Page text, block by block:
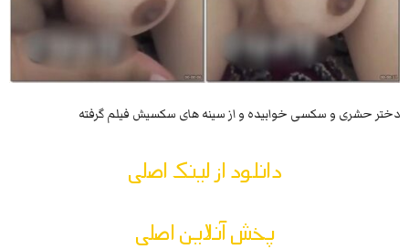
دختر حشری و سکسی خوابیده و از سینه های سکسیش فیلم گرفته
دانلود از لینک اصلی
پخش آنلاین اصلی